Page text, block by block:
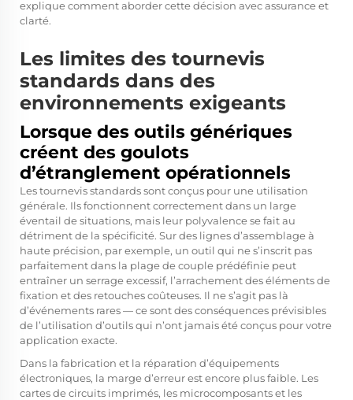
explique comment aborder cette décision avec assurance et
clarté.
Les limites des tournevis
standards dans des
environnements exigeants
Lorsque des outils génériques
créent des goulots
d’étranglement opérationnels
Les tournevis standards sont conçus pour une utilisation
générale. Ils fonctionnent correctement dans un large
éventail de situations, mais leur polyvalence se fait au
détriment de la spécificité. Sur des lignes d’assemblage à
haute précision, par exemple, un outil qui ne s’inscrit pas
parfaitement dans la plage de couple prédéfinie peut
entraîner un serrage excessif, l’arrachement des éléments de
fixation et des retouches coûteuses. Il ne s’agit pas là
d’événements rares — ce sont des conséquences prévisibles
de l’utilisation d’outils qui n’ont jamais été conçus pour votre
application exacte.
Dans la fabrication et la réparation d’équipements
électroniques, la marge d’erreur est encore plus faible. Les
cartes de circuits imprimés, les microcomposants et les